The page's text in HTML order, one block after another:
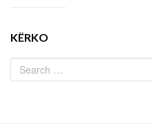
KËRKO